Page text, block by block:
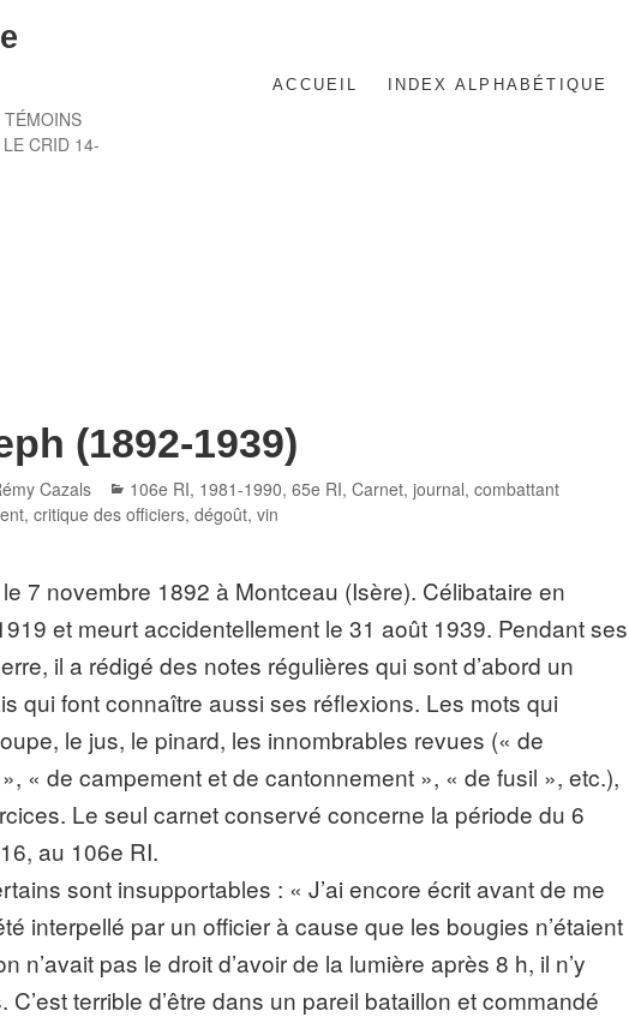
TÉMOINS
CRID 14-
ACCUEIL INDEX ALPHABÉTIQUE
(1892-1939)
Cazals Categories
106e RI, 1981-1990,65e RI,Carnet, journal,combattant
,critique des officiers,dégoût,vin
7 novembre 1892 à Montceau (Isère). Célibataire en
et meurt accidentellement le 31 août 1939. Pendant ses
il a rédigé des notes régulières qui sont d’abord un
qui font connaître aussi ses réflexions. Les mots qui
le jus, le pinard, les innombrables revues (« de
« de campement et de cantonnement », « de fusil », etc.),
Le seul carnet conservé concerne la période du 6
au 106e RI.
sont insupportables : « J’ai encore écrit avant de me
interpellé par un officier à cause que les bougies n’étaient
n’avait pas le droit d’avoir de la lumière après 8 h, il n’y
terrible d’être dans un pareil bataillon et commandé